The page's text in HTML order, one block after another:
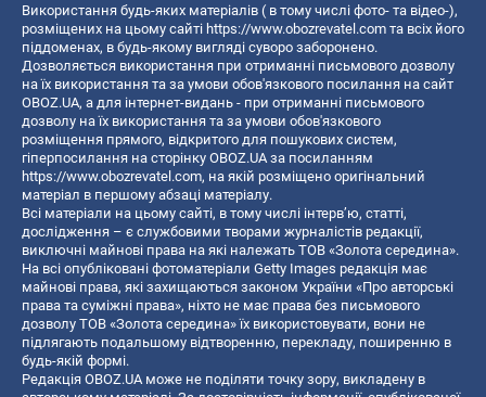
Використання будь-яких матеріалів ( в тому числі фото- та відео-),
розміщених на цьому сайті https://www.obozrevatel.com та всіх його
піддоменах, в будь-якому вигляді суворо заборонено.
Дозволяється використання при отриманні письмового дозволу
на їх використання та за умови обов'язкового посилання на сайт
OBOZ.UA, а для інтернет-видань - при отриманні письмового
дозволу на їх використання та за умови обов'язкового
розміщення прямого, відкритого для пошукових систем,
гіперпосилання на сторінку OBOZ.UA за посиланням
https://www.obozrevatel.com, на якій розміщено оригінальний
матеріал в першому абзаці матеріалу.
Всі матеріали на цьому сайті, в тому числі інтерв’ю, статті,
дослідження – є службовими творами журналістів редакції,
виключні майнові права на які належать ТОВ «Золота середина».
На всі опубліковані фотоматеріали Getty Images редакція має
майнові права, які захищаються законом України «Про авторські
права та суміжні права», ніхто не має права без письмового
дозволу ТОВ «Золота середина» їх використовувати, вони не
підлягають подальшому відтворенню, перекладу, поширенню в
будь-якій формі.
Редакція OBOZ.UA може не поділяти точку зору, викладену в